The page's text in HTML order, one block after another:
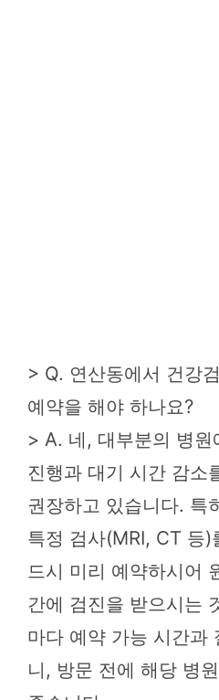
> Q. 연산동에서 건강
예약을 해야 하나요?
> A. 네, 대부분의 병원
진행과 대기 시간 감소
권장하고 있습니다. 특
특정 검사(MRI, CT 등
드시 미리 예약하시어
간에 검진을 받으시는
마다 예약 가능 시간과
니, 방문 전에 해당 병